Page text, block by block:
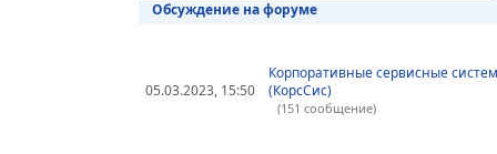
Обсуждение на форуме
05.03.2023, 15:50
Корпоративные сервисные
(КорсСис)
(151 сообщение)